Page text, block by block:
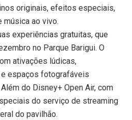
originais, efeitos especiais,
música ao vivo.
experiências gratuitas, que
no Parque Barigui. O
ativações lúdicas,
espaços fotografáveis
do Disney+ Open Air, com
do serviço de streaming
do pavilhão.